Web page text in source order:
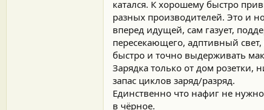
катался. К хорошему быстро
разных производителей. Это и
вперед идущей, сам газует,
пересекающего, адптивный
быстро и точно выдерживать
Зарядка только от дом
запас циклов заряд/разряд.
Единственно что нафиг не
в чёрное.